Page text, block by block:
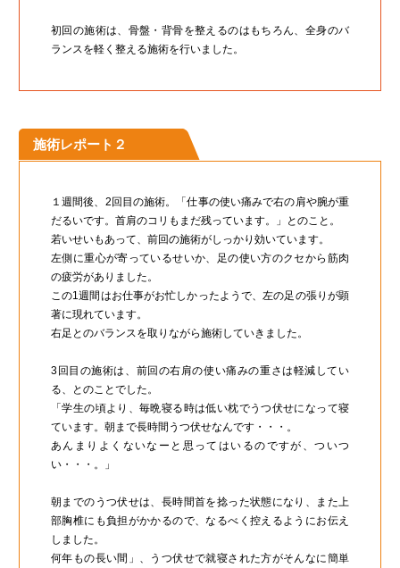
初回の施術は、骨盤・背骨を整えるのはもちろん、全身のバ
ランスを軽く整える施術を行いました。
施術レポート２
１週間後、2回目の施術。「仕事の使い痛みで右の肩や腕が重
だるいです。首肩のコリもまだ残っています。」とのこと。
若いせいもあって、前回の施術がしっかり効いています。
左側に重心が寄っているせいか、足の使い方のクセから筋肉
の疲労がありました。
この1週間はお仕事がお忙しかったようで、左の足の張りが顕
著に現れています。
右足とのバランスを取りながら施術していきました。
3回目の施術は、前回の右肩の使い痛みの重さは軽減してい
る、とのことでした。
「学生の頃より、毎晩寝る時は低い枕でうつ伏せになって寝
ています。朝まで長時間うつ伏せなんです・・・。
あんまりよくないなーと思ってはいるのですが、ついつ
い・・・。」
朝までのうつ伏せは、長時間首を捻った状態になり、また上
部胸椎にも負担がかかるので、なるべく控えるようにお伝え
しました。
何年もの長い間」、うつ伏せで就寝された方がそんなに簡単